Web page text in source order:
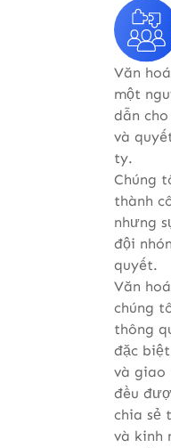
Văn
một
dẫn
và
ty.
Chúng
thành
nhưng
đội
quyết.
Văn
chúng
thông
đặc
và giao
đều
chia sẻ
và kinh